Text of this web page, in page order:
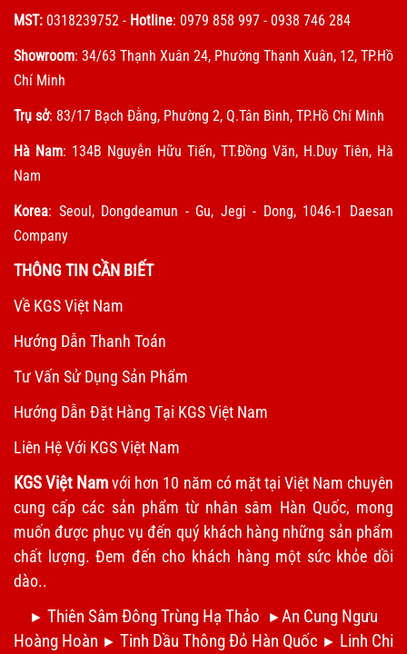
MST: 0318239752 - Hotline: 0979 858 997 - 0938 746 284
Showroom: 34/63 Thạnh Xuân 24, Phường Thạnh Xuân, 12, TP.Hồ
Chí Minh
Trụ sở: 83/17 Bạch Đằng, Phường 2, Q.Tân Bình, TP.Hồ Chí Minh
Hà Nam: 134B Nguyễn Hữu Tiến, TT.Đồng Văn, H.Duy Tiên, Hà
Nam
Korea: Seoul, Dongdeamun - Gu, Jegi - Dong, 1046-1 Daesan
Company
THÔNG TIN CẦN BIẾT
Về KGS Việt Nam
Hướng Dẫn Thanh Toán
Tư Vấn Sử Dụng Sản Phẩm
Hướng Dẫn Đặt Hàng Tại KGS Việt Nam
Liên Hệ Với KGS Việt Nam
KGS Việt Namvới hơn 10 năm có mặt tại Việt Nam chuyên
cung cấp các sản phẩm từ nhân sâm Hàn Quốc, mong
muốn được phục vụ đến quý khách hàng những sản phẩm
chất lượng. Đem đến cho khách hàng một sức khỏe dồi
dào..
► Thiên Sâm Đông Trùng Hạ Thảo ►An Cung Ngưu
Hoàng Hoàn ► Tinh Dầu Thông Đỏ Hàn Quốc ► Linh Chi